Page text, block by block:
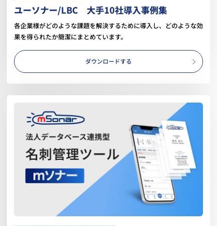
ユーソナー/LBC 大手10社導入事例集
各企業様がどのような課題を解決するために導入し、どのような効
果を得られたか簡潔にまとめています。
ダウンロードする